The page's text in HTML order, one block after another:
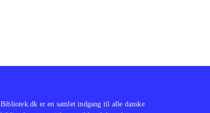
Bibliotek.dk er en samlet indgang til alle danske